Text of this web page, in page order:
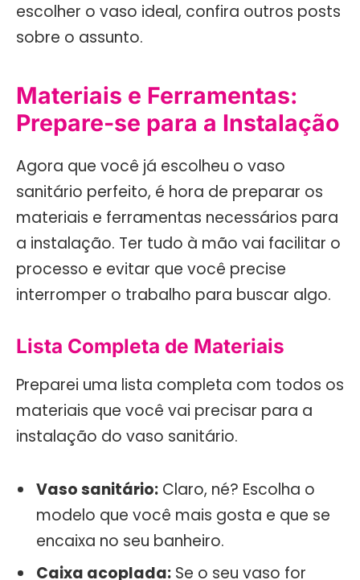
escolher o vaso ideal, confira outros posts
sobre o assunto.
Materiais e Ferramentas:
Prepare-se para a Instalação
Agora que você já escolheu o vaso
sanitário perfeito, é hora de preparar os
materiais e ferramentas necessários para
a instalação. Ter tudo à mão vai facilitar o
processo e evitar que você precise
interromper o trabalho para buscar algo.
Lista Completa de Materiais
Preparei uma lista completa com todos os
materiais que você vai precisar para a
instalação do vaso sanitário.
Vaso sanitário: Claro, né? Escolha o
modelo que você mais gosta e que se
encaixa no seu banheiro.
Caixa acoplada: Se o seu vaso for